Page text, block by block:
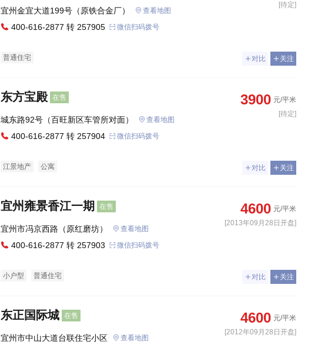
[待定]
宜州金宜大道199号（原铁合金厂） 查看地图
400-616-2877 转 257905 微信扫码拨号
普通住宅 对比 关注
东方宝殿 在售 3900 元/平米
[待定]
城东路92号（百旺新区车管所对面） 查看地图
400-616-2877 转 257904 微信扫码拨号
江景地产 公寓 对比 关注
宜州雍景香江一期 在售 4600 元/平米
[2013年09月28日开盘]
宜州市冯京西路（原红磨坊） 查看地图
400-616-2877 转 257903 微信扫码拨号
小户型 普通住宅 对比 关注
东正国际城 在售 4600 元/平米
[2012年09月28日开盘]
宜州市中山大道台联住宅小区 查看地图